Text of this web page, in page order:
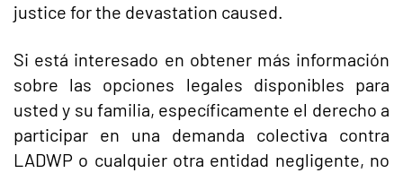
justice for the devastation caused.
Si está interesado en obtener más información
sobre las opciones legales disponibles para
usted y su familia, específicamente el derecho a
participar en una demanda colectiva contra
LADWP o cualquier otra entidad negligente, no